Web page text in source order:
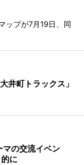
ップが7月19日、同
井町トラックス」
の交流イベン
に